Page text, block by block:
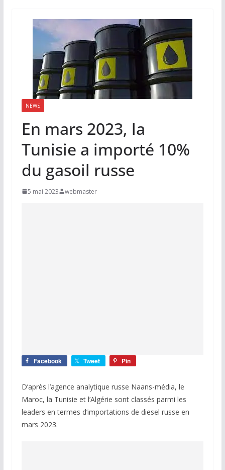
NEWS
En mars 2023, la
Tunisie a importé 10%
du gasoil russe
5 mai 2023 webmaster
Facebook Tweet Pin
D’après l’agence analytique russe Naans-média, le
Maroc, la Tunisie et l’Algérie sont classés parmi les
leaders en termes d’importations de diesel russe en
mars 2023.